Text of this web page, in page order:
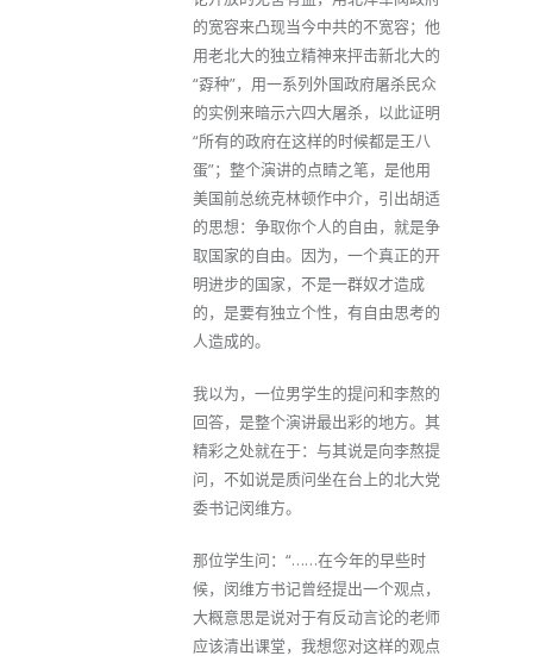
的宽容来凸现当今中共的不宽容；他
用老北大的独立精神来抨击新北大的
“孬种”，用一系列外国政府屠杀民众
的实例来暗示六四大屠杀，以此证明
“所有的政府在这样的时候都是王八
蛋”；整个演讲的点睛之笔，是他用
美国前总统克林顿作中介，引出胡适
的思想：争取你个人的自由，就是争
取国家的自由。因为，一个真正的开
明进步的国家，不是一群奴才造成
的，是要有独立个性，有自由思考的
人造成的。
我以为，一位男学生的提问和李熬的
回答，是整个演讲最出彩的地方。其
精彩之处就在于：与其说是向李熬提
问，不如说是质问坐在台上的北大党
委书记闵维方。
那位学生问：“……在今年的早些时
候，闵维方书记曾经提出一个观点，
大概意思是说对于有反动言论的老师
应该清出课堂，我想您对这样的观点